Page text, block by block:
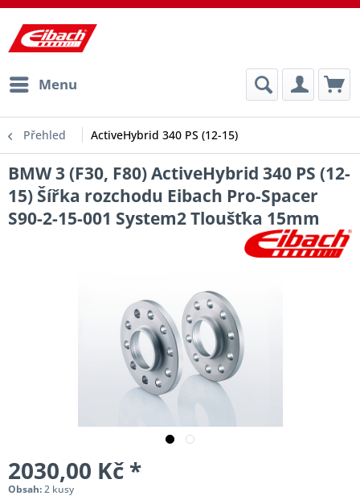
Menu
Přehled ActiveHybrid 340 PS (12-15)
BMW 3 (F30, F80) ActiveHybrid 340 PS (12-
15) Šířka rozchodu Eibach Pro-Spacer
S90-2-15-001 System2 Tloušťka 15mm
2030,00 Kč *
Obsah:2 kusy